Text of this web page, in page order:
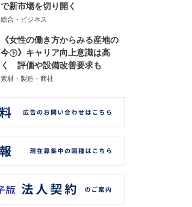
で新市場を切り開く
総合・ビジネス
《女性の働き方からみる産地の
今㊦》キャリア向上意識は高
く 評価や設備改善要求も
素材・製造・商社